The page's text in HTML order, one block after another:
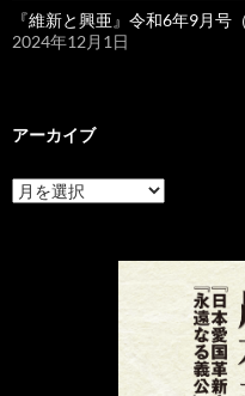
『維新と興亜』令和6年9月号
2024年12月1日
アーカイブ
ア
ー